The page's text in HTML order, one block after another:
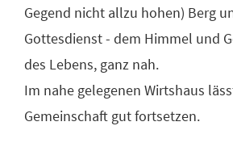
Gegend nicht allzu hohen) Berg
Gottesdienst - dem Himmel und
des Lebens, ganz nah.
Im nahe gelegenen Wirtshaus
Gemeinschaft gut fortsetzen.